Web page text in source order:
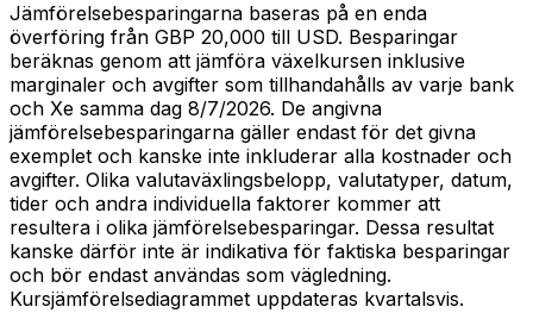
Jämförelsebesparingarna baseras på en enda
överföring från GBP 20,000 till USD. Besparingar
beräknas genom att jämföra växelkursen inklusive
marginaler och avgifter som tillhandahålls av varje bank
och Xe samma dag 8/7/2026. De angivna
jämförelsebesparingarna gäller endast för det givna
exemplet och kanske inte inkluderar alla kostnader och
avgifter. Olika valutaväxlingsbelopp, valutatyper, datum,
tider och andra individuella faktorer kommer att
resultera i olika jämförelsebesparingar. Dessa resultat
kanske därför inte är indikativa för faktiska besparingar
och bör endast användas som vägledning.
Kursjämförelsediagrammet uppdateras kvartalsvis.